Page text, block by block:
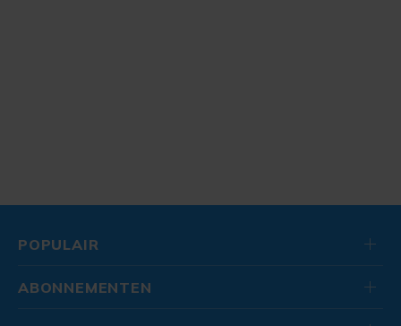
POPULAIR
ABONNEMENTEN